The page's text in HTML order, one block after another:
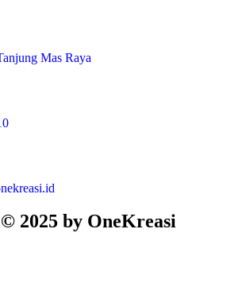
Mas Raya
2025 by OneKreasi